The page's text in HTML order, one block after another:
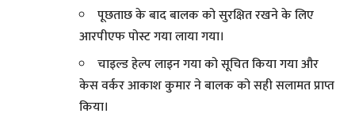
पूछताछ के बाद बालक को सुरक्षित रखने के लिए
आरपीएफ पोस्ट गया लाया गया।
चाइल्ड हेल्प लाइन गया को सूचित किया गया और
केस वर्कर आकाश कुमार ने बालक को सही सलामत प्राप्त
किया।